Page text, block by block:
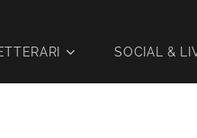
SOCIAL &